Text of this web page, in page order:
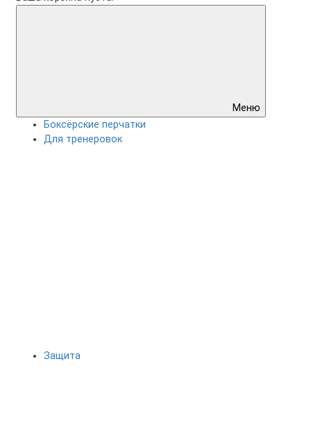
Меню
Боксёрские перчатки
Для тренеровок
Защита